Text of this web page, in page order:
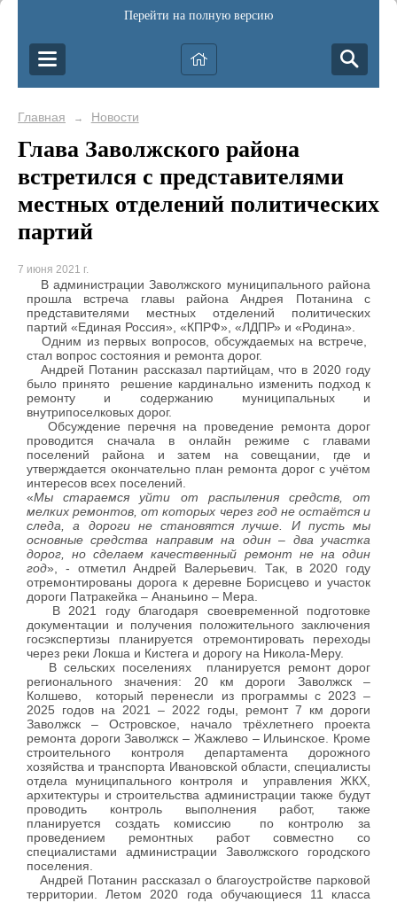
Перейти на полную версию
Главная → Новости
Глава Заволжского района
встретился с представителями
местных отделений политических
партий
7 июня 2021 г.
В администрации Заволжского муниципального района
прошла встреча главы района Андрея Потанина с
представителями местных отделений политических
партий «Единая Россия», «КПРФ», «ЛДПР» и «Родина».
Одним из первых вопросов, обсуждаемых на встрече,
стал вопрос состояния и ремонта дорог.
Андрей Потанин рассказал партийцам, что в 2020 году
было принято решение кардинально изменить подход к
ремонту и содержанию муниципальных и
внутрипоселковых дорог.
Обсуждение перечня на проведение ремонта дорог
проводится сначала в онлайн режиме с главами
поселений района и затем на совещании, где и
утверждается окончательно план ремонта дорог с учётом
интересов всех поселений.
«Мы стараемся уйти от распыления средств, от
мелких ремонтов, от которых через год не остаётся и
следа, а дороги не становятся лучше. И пусть мы
основные средства направим на один – два участка
дорог, но сделаем качественный ремонт не на один
год», - отметил Андрей Валерьевич. Так, в 2020 году
отремонтированы дорога к деревне Борисцево и участок
дороги Патракейка – Ананьино – Мера.
В 2021 году благодаря своевременной подготовке
документации и получения положительного заключения
госэкспертизы планируется отремонтировать переходы
через реки Локша и Кистега и дорогу на Никола-Меру.
В сельских поселениях планируется ремонт дорог
регионального значения: 20 км дороги Заволжск –
Колшево, который перенесли из программы с 2023 –
2025 годов на 2021 – 2022 годы, ремонт 7 км дороги
Заволжск – Островское, начало трёхлетнего проекта
ремонта дороги Заволжск – Жажлево – Ильинское. Кроме
строительного контроля департамента дорожного
хозяйства и транспорта Ивановской области, специалисты
отдела муниципального контроля и управления ЖКХ,
архитектуры и строительства администрации также будут
проводить контроль выполнения работ, также
планируется создать комиссию по контролю за
проведением ремонтных работ совместно со
специалистами администрации Заволжского городского
поселения.
Андрей Потанин рассказал о благоустройстве парковой
территории. Летом 2020 года обучающиеся 11 класса